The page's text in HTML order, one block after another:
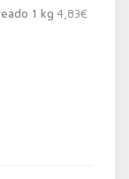
1 kg 4,83€